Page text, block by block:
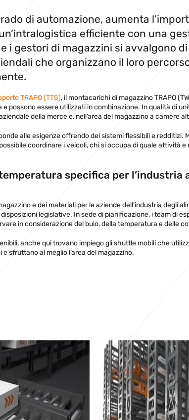
di automazione, aumenta
efficiente con una
i gestori di magazzini si avvalgono
che organizzano il loro
TRAPO (TTS), il montacarichi di magazzino TRAPO
e possono essere utilizzati in combinazione. In qualità di
della merce e, nell’area del magazzino a camere
alle esigenze offrendo dei sistemi flessibili e redditizi.
coordinare i veicoli, chi si occupa di quale attività
specifica per l’industria
e dei materiali per le aziende dell’industria degli
legislative. In sede di pianificazione, i team di
in considerazione del buio, della temperatura e delle
anche qui trovano impiego gli shuttle mobili che
sfruttano al meglio l’area del magazzino.